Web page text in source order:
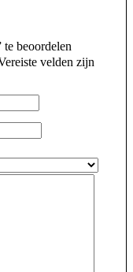
te beoordelen
velden zijn